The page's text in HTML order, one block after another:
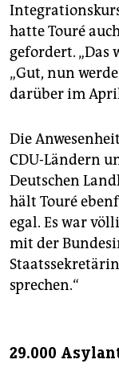
hatte Touré
gefordert. „Das
„Gut, nun
darüber im
Die
CDU-Ländern
Deutschen
hält Touré
egal. Es war
mit der
sprechen.“
29.000